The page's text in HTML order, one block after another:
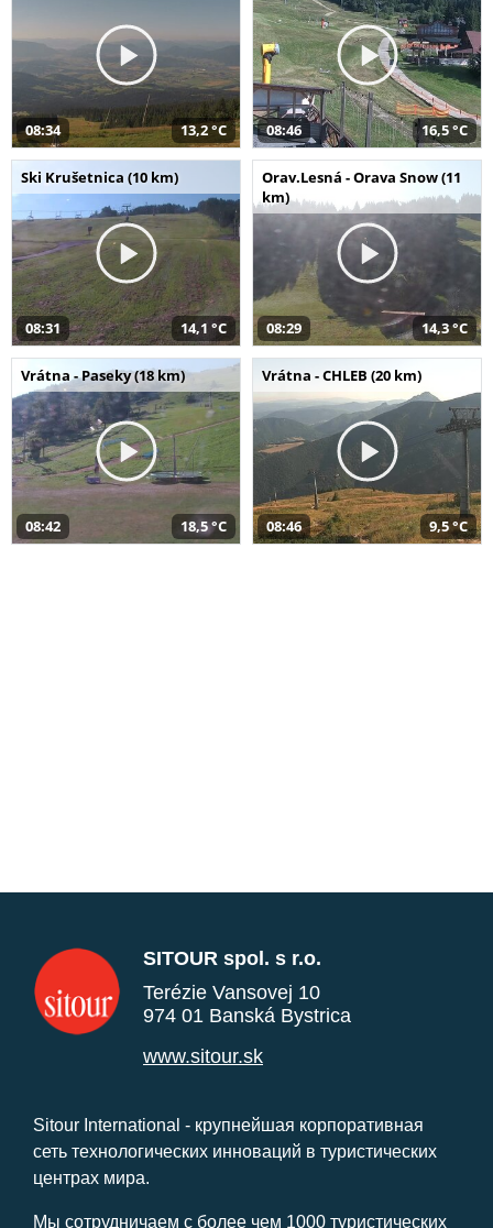
08:34 13,2 °C 08:46 16,5 °C
Ski Krušetnica (10 km)
08:31 14,1 °C
Orav.Lesná - Orava Snow (11
km)
08:29 14,3 °C
Vrátna - Paseky (18 km)
08:42 18,5 °C
Vrátna - CHLEB (20 km)
08:46 9,5 °C
SITOUR spol. s r.o.
Terézie Vansovej 10
974 01 Banská Bystrica
www.sitour.sk
Sitour International - крупнейшая корпоративная
сеть технологических инноваций в туристических
центрах мира.
Мы сотрудничаем с более чем 1000 туристических